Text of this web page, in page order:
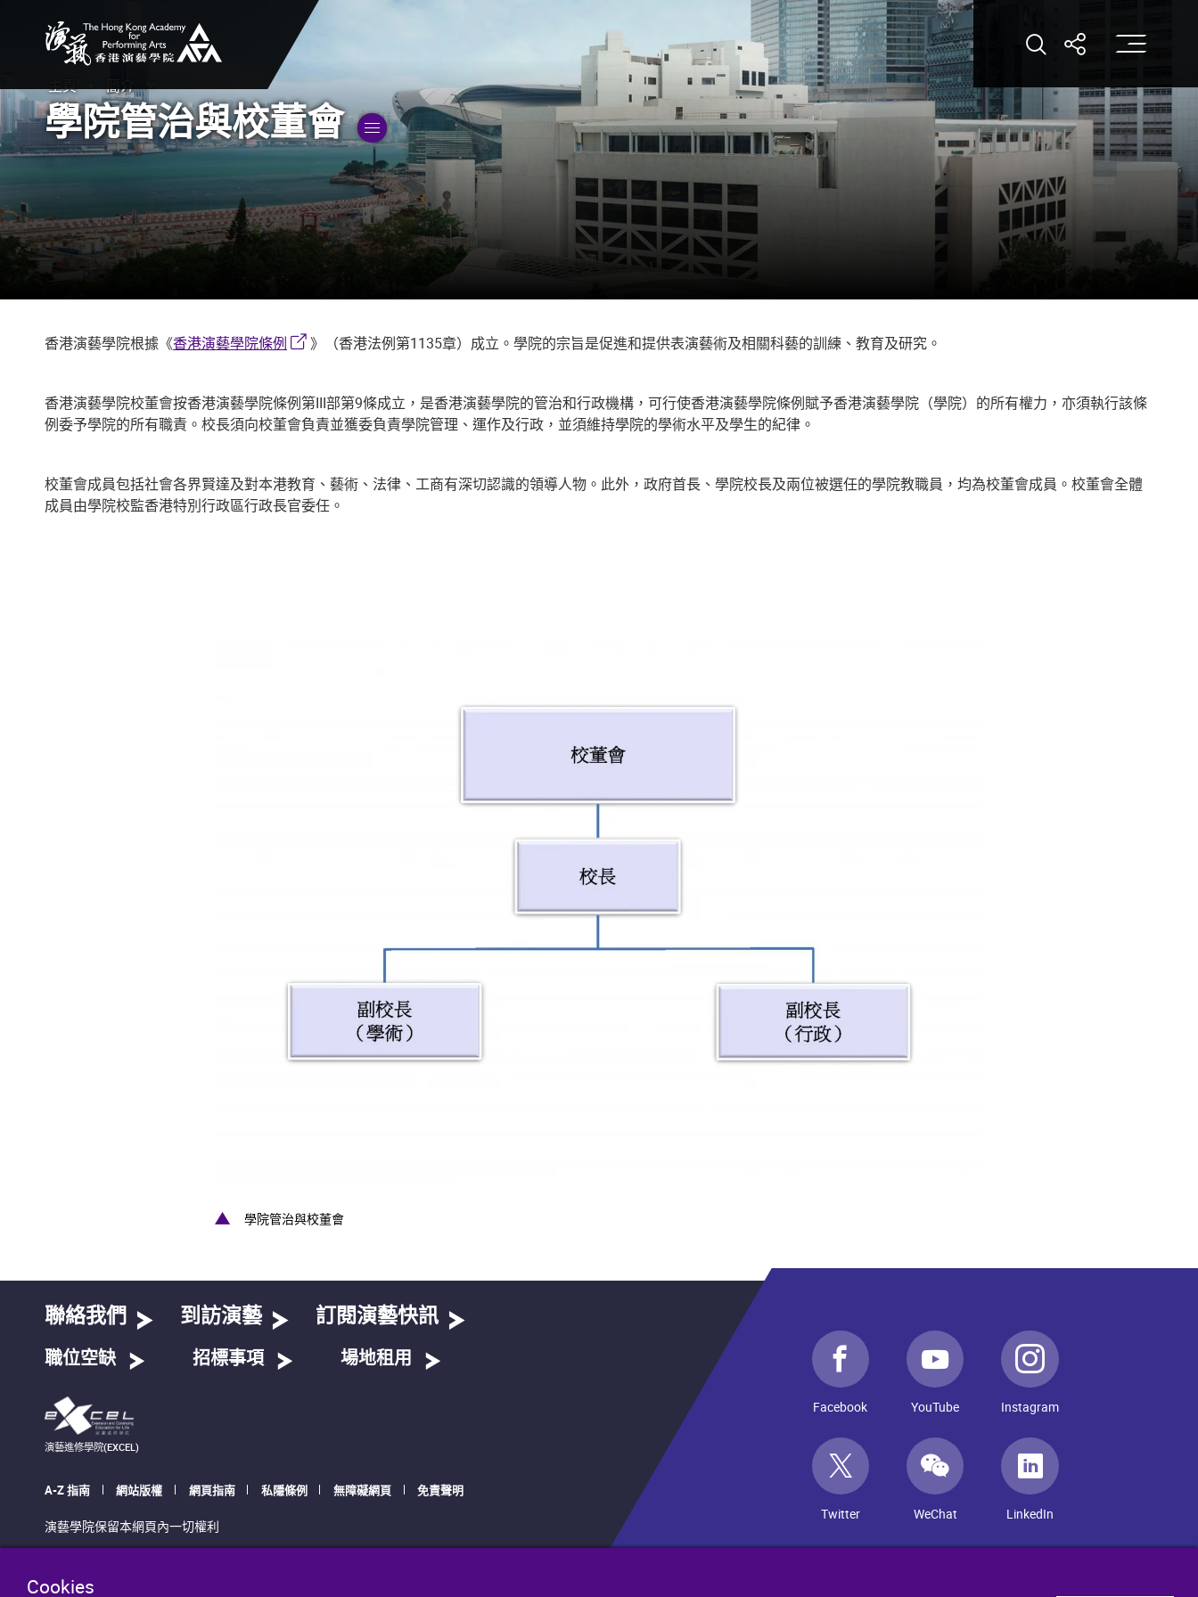
打開搜索打開分享打
Cookies
主頁 簡介
學院管治與校董會 切換子選單”
香港演藝學院根據《香港演藝學院條例 》（香港法例第1135章）成立。學院的宗旨是促進和提供表演藝術及相關科藝的訓練、教育及研究。
香港演藝學院校董會按香港演藝學院條例第III部第9條成立，是香港演藝學院的管治和行政機構，可行使香港演藝學院條例賦予香港演藝學院（學院）的所有權力，亦須執行該條
例委予學院的所有職責。校長須向校董會負責並獲委負責學院管理、運作及行政，並須維持學院的學術水平及學生的紀律。
校董會成員包括社會各界賢達及對本港教育、藝術、法律、工商有深切認識的領導人物。此外，政府首長、學院校長及兩位被選任的學院教職員，均為校董會成員。校董會全體
成員由學院校監香港特別行政區行政長官委任。
學院管治與校董會
聯絡我們 到訪演藝 訂閱演藝快訊
職位空缺 招標事項 場地租用
演藝進修學院(EXCEL)
A-Z 指南 網站版權 網頁指南 私隱條例 無障礙網頁 免責聲明
演藝學院保留本網頁內一切權利
Facebook YouTube Instagram
Twitter WeChat LinkedIn